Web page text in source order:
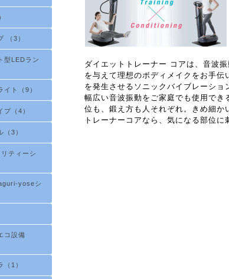
（3）
型LEDラン
イト（9）
プ（4）
（3）
ティーシ
yoseシ
コ設備
（1）
ダイエットトレーナー コアは、音波
を与えて理想のボディメイクをお手
を発生させるソニックバイブレーシ
幅広い音波振動をご家庭でも使用で
位も、鍛え方も人それぞれ。きめ細か
トレーナーコアなら、気になる部位